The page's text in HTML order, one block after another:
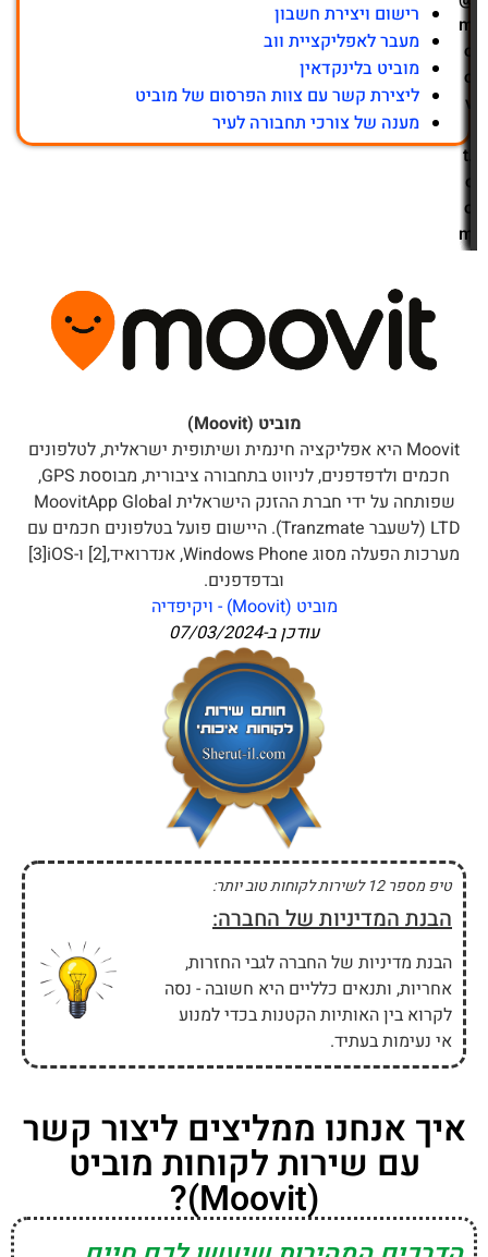
מוביט (Moovit)
Moovit היא אפליקציה חינמית ושיתופית ישראלית, לטלפונים
חכמים ולדפדפנים, לניווט בתחבורה ציבורית, מבוססת GPS,
שפותחה על ידי חברת ההזנק הישראלית MoovitApp Global
LTD (לשעבר Tranzmate). היישום פועל בטלפונים חכמים עם
מערכות הפעלה מסוג Windows Phone, אנדרואיד,[2] ו-iOS‏[3]
ובדפדפנים.
מוביט (Moovit) - ויקיפדיה
עודכן ב-07/03/2024
טיפ מספר 12 לשירות לקוחות טוב יותר:
הבנת המדיניות של החברה:
הבנת מדיניות של החברה לגבי החזרות,
אחריות, ותנאים כלליים היא חשובה - נסה
לקרוא בין האותיות הקטנות בכדי למנוע
אי נעימות בעתיד.
m
o
o
v
t.
c
o
m
רישום ויצירת חשבון
מעבר לאפליקציית ווב
מוביט בלינקדאין
ליצירת קשר עם צוות הפרסום של מוביט
מענה של צורכי תחבורה לעיר
איך אנחנו ממליצים ליצור קשר
עם שירות לקוחות מוביט
(Moovit)?